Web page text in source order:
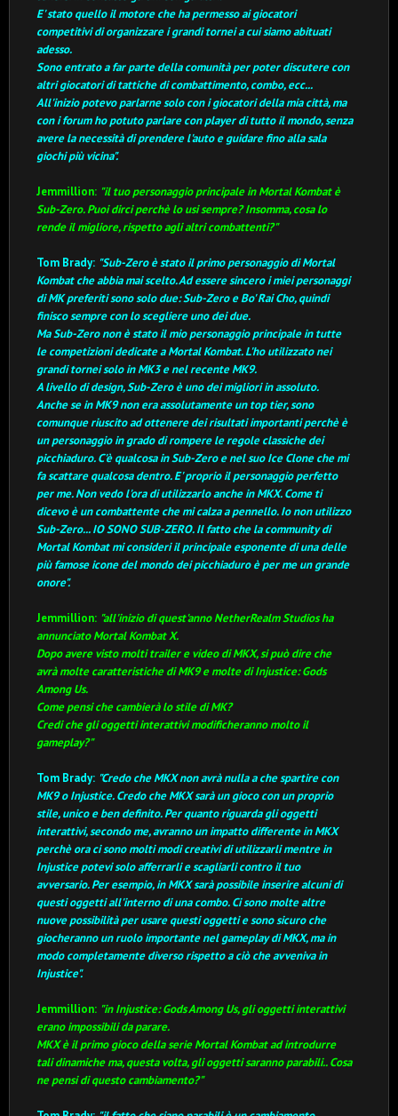
E' stato quello il motore che ha permesso ai giocatori
competitivi di organizzare i grandi tornei a cui siamo abituati
adesso.
Sono entrato a far parte della comunità per poter discutere con
altri giocatori di tattiche di combattimento, combo, ecc...
All'inizio potevo parlarne solo con i giocatori della mia città, ma
con i forum ho potuto parlare con player di tutto il mondo, senza
avere la necessità di prendere l'auto e guidare fino alla sala
giochi più vicina".
Jemmillion: "il tuo personaggio principale in Mortal Kombat è
Sub-Zero. Puoi dirci perchè lo usi sempre? Insomma, cosa lo
rende il migliore, rispetto agli altri combattenti?"
Tom Brady: "Sub-Zero è stato il primo personaggio di Mortal
Kombat che abbia mai scelto.Ad essere sincero i miei personaggi
di MK preferiti sono solo due: Sub-Zero e Bo' Rai Cho, quindi
finisco sempre con lo scegliere uno dei due.
Ma Sub-Zero non è stato il mio personaggio principale in tutte
le competizioni dedicate a Mortal Kombat. L'ho utilizzato nei
grandi tornei solo in MK3 e nel recente MK9.
A livello di design, Sub-Zero è uno dei migliori in assoluto.
Anche se in MK9 non era assolutamente un top tier, sono
comunque riuscito ad ottenere dei risultati importanti perchè è
un personaggio in grado di rompere le regole classiche dei
picchiaduro.C'è qualcosa in Sub-Zero e nel suo Ice Clone che mi
fa scattare qualcosa dentro.E' proprio il personaggio perfetto
per me.Non vedo l'ora di utilizzarlo anche in MKX.Come ti
dicevo è un combattente che mi calza a pennello.Io non utilizzo
Sub-Zero... IO SONO SUB-ZERO.Il fatto che la community di
Mortal Kombat mi consideri il principale esponente di una delle
più famose icone del mondo dei picchiaduro è per me un grande
onore".
Jemmillion: "all'inizio di quest'anno NetherRealm Studios ha
annunciato Mortal Kombat X.
Dopo avere visto molti trailer e video di MKX, si può dire che
avrà molte caratteristiche di MK9 e molte di Injustice: Gods
Among Us.
Come pensi che cambierà lo stile di MK?
Credi che gli oggetti interattivi modificheranno molto il
gameplay?"
Tom Brady: "Credo che MKX non avrà nulla a che spartire con
MK9 o Injustice.Credo che MKX sarà un gioco con un proprio
stile, unico e ben definito.Per quanto riguarda gli oggetti
interattivi, secondo me, avranno un impatto differente in MKX
perchè ora ci sono molti modi creativi di utilizzarli mentre in
Injustice potevi solo afferrarli e scagliarli contro il tuo
avversario.Per esempio, in MKX sarà possibile inserire alcuni di
questi oggetti all'interno di una combo.Ci sono molte altre
nuove possibilità per usare questi oggetti e sono sicuro che
giocheranno un ruolo importante nel gameplay di MKX, ma in
modo completamente diverso rispetto a ciò che avveniva in
Injustice".
Jemmillion: "in Injustice: Gods Among Us, gli oggetti interattivi
erano impossibili da parare.
MKX è il primo gioco della serie Mortal Kombat ad introdurre
tali dinamiche ma, questa volta, gli oggetti saranno parabili.. Cosa
ne pensi di questo cambiamento?"